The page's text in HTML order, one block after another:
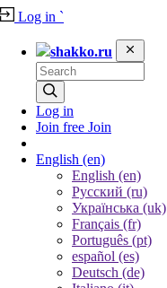
Log in `
shakko.ru
Log in
Join free Join
English (en)
English (en)
Русский (ru)
Українська (uk)
Français (fr)
Português (pt)
español (es)
Deutsch (de)